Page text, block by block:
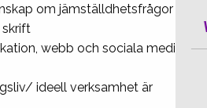
om jämställdhetsfrågor
skrift
webb och sociala medier
ideell verksamhet är